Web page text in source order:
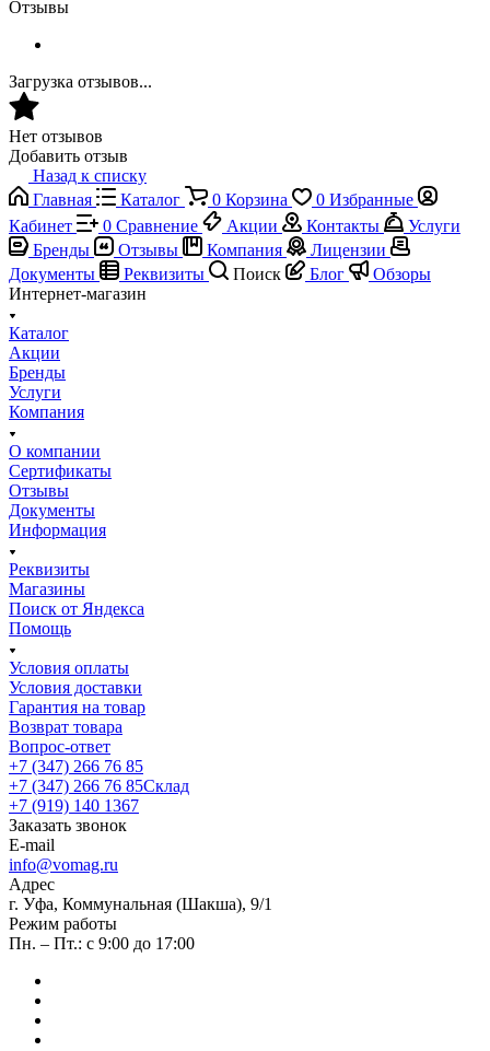
Отзывы
Загрузка отзывов...
Нет отзывов
Добавить отзыв
Назад к списку
Главная
Каталог 0 Корзина 0 Избранные
Кабинет
0 Сравнение Акции Контакты
Услуги
Бренды
Отзывы Компания
Лицензии
Документы
Реквизиты Поиск Блог
Обзоры
Интернет-магазин
Каталог
Акции
Бренды
Услуги
Компания
О компании
Сертификаты
Отзывы
Документы
Информация
Реквизиты
Магазины
Поиск от Яндекса
Помощь
Условия оплаты
Условия доставки
Гарантия на товар
Возврат товара
Вопрос-ответ
+7 (347) 266 76 85
+7 (347) 266 76 85Склад
+7 (919) 140 1367
Заказать звонок
E-mail
info@vomag.ru
Адрес
г. Уфа, Коммунальная (Шакша), 9/1
Режим работы
Пн. – Пт.: с 9:00 до 17:00